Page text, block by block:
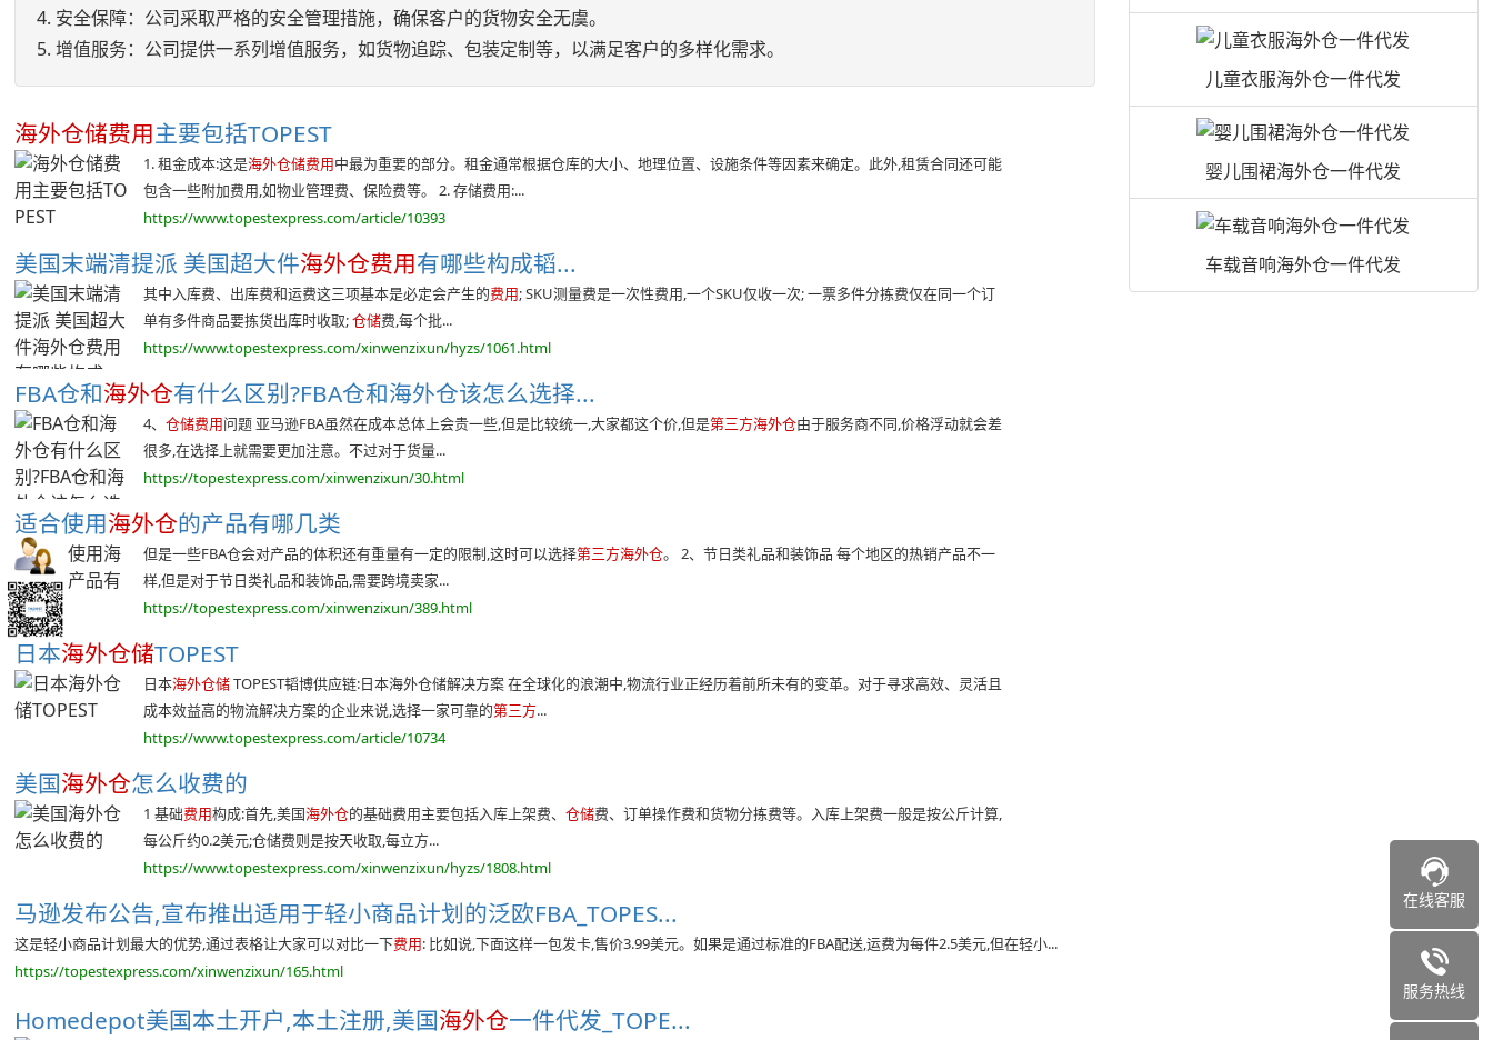
4. 安全保障：公司采取严格的安全管理措施，确保客户的货物安全无虞。
5. 增值服务：公司提供一系列增值服务，如货物追踪、包装定制等，以满足客户的多样化需求。
海外仓储费用主要包括TOPEST
1. 租金成本:这是海外仓储费用中最为重要的部分。租金通常根据仓库的大小、地理位置、设施条件等因素来确定。此外,租赁合同还可能
包含一些附加费用,如物业管理费、保险费等。 2. 存储费用:...
https://www.topestexpress.com/article/10393
美国末端清提派 美国超大件海外仓费用有哪些构成韬...
其中入库费、出库费和运费这三项基本是必定会产生的费用; SKU测量费是一次性费用,一个SKU仅收一次; 一票多件分拣费仅在同一个订
单有多件商品要拣货出库时收取;仓储费,每个批...
https://www.topestexpress.com/xinwenzixun/hyzs/1061.html
FBA仓和海外仓有什么区别?FBA仓和海外仓该怎么选择...
4、仓储费用问题 亚马逊FBA虽然在成本总体上会贵一些,但是比较统一,大家都这个价,但是第三方海外仓由于服务商不同,价格浮动就会差
很多,在选择上就需要更加注意。不过对于货量...
https://topestexpress.com/xinwenzixun/30.html
适合使用海外仓的产品有哪几类
但是一些FBA仓会对产品的体积还有重量有一定的限制,这时可以选择第三方海外仓。 2、节日类礼品和装饰品 每个地区的热销产品不一
样,但是对于节日类礼品和装饰品,需要跨境卖家...
https://topestexpress.com/xinwenzixun/389.html
日本海外仓储TOPEST
日本海外仓储TOPEST韬博供应链:日本海外仓储解决方案 在全球化的浪潮中,物流行业正经历着前所未有的变革。对于寻求高效、灵活且
成本效益高的物流解决方案的企业来说,选择一家可靠的第三方...
https://www.topestexpress.com/article/10734
美国海外仓怎么收费的
1 基础费用构成:首先,美国海外仓的基础费用主要包括入库上架费、仓储费、订单操作费和货物分拣费等。入库上架费一般是按公斤计算,
每公斤约0.2美元;仓储费则是按天收取,每立方...
https://www.topestexpress.com/xinwenzixun/hyzs/1808.html
马逊发布公告,宣布推出适用于轻小商品计划的泛欧FBA_TOPES...
这是轻小商品计划最大的优势,通过表格让大家可以对比一下费用: 比如说,下面这样一包发卡,售价3.99美元。如果是通过标准的FBA配送,运费为每件2.5美元,但在轻小...
https://topestexpress.com/xinwenzixun/165.html
Homedepot美国本土开户,本土注册,美国海外仓一件代发_TOPE...
儿童衣服海外仓一件代发
婴儿围裙海外仓一件代发
车载音响海外仓一件代发
在线客服
服务热线